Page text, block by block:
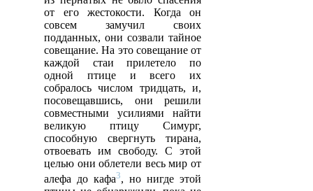
от его жестокости. Когда он
совсем замучил своих
подданных, они созвали тайное
совещание. На это совещание от
каждой стаи прилетело по
одной птице и всего их
собралось числом тридцать, и,
посовещавшись, они решили
совместными усилиями найти
великую птицу Симург,
способную свергнуть тирана,
отвоевать им свободу. С этой
целью они облетели весь мир от
алефа до кафа3, но нигде этой